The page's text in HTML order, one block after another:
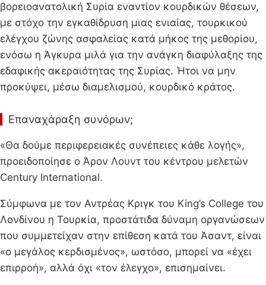
βορειοανατολική Συρία εναντίον κουρδικών θέσεων,
με στόχο την εγκαθίδρυση μιας ενιαίας, τουρκικού
ελέγχου ζώνης ασφαλείας κατά μήκος της μεθορίου,
ενόσω η Άγκυρα μιλά για την ανάγκη διαφύλαξης της
εδαφικής ακεραιότητας της Συρίας. Ήτοι να μην
προκύψει, μέσω διαμελισμού, κουρδικό κράτος.
Επαναχάραξη συνόρων;
«Θα δούμε περιφερειακές συνέπειες κάθε λογής»,
προειδοποίησε ο Άρον Λουντ του κέντρου μελετών
Century International.
Σύμφωνα με τον Αντρέας Κριγκ του King’s College του
Λονδίνου η Τουρκία, προστάτιδα δύναμη οργανώσεων
που συμμετείχαν στην επίθεση κατά του Άσαντ, είναι
«ο μεγάλος κερδισμένος», ωστόσο, μπορεί να «έχει
επιρροή», αλλά όχι «τον έλεγχο», επισημαίνει.